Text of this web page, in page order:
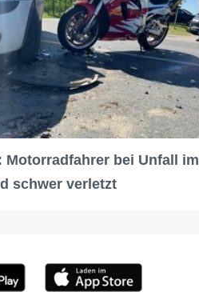
Motorradfahrer bei Unfall im
schwer verletzt